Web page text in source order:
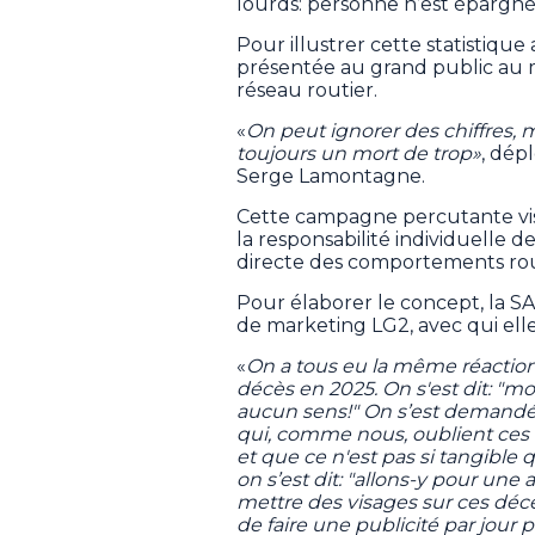
Pour illustrer cette statistique
présentée au grand public au
réseau routier.
«On peut ignorer des chiffres,
toujours un mort de trop»,
Serge Lamontagne.
Cette campagne percutante
la responsabilité individuelle
directe des comportements
Pour élaborer le concept, la
de marketing LG2, avec qui
«On a tous eu la même
décès en 2025. On s'est dit:
aucun sens!" On s’est
qui, comme nous, oublient
et que ce n'est pas si tangible
on s’est dit: "allons-y pour
mettre des visages sur ces
de faire une publicité par jour